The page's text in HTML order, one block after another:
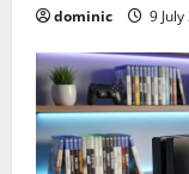
dominic 9